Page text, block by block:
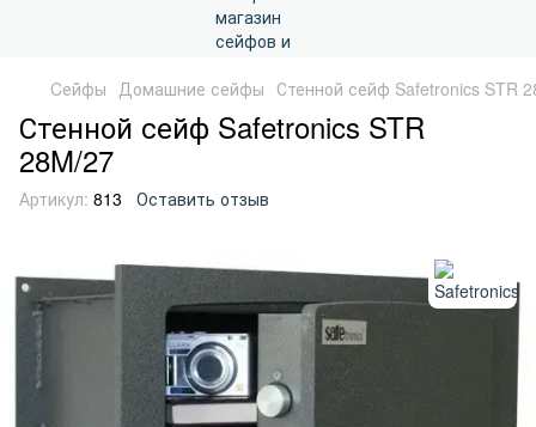
Cейфы Домашние сейфы Стенной сейф Safetronics STR
Стенной сейф Safetronics STR
28M/27
Артикул: 813 Оставить отзыв